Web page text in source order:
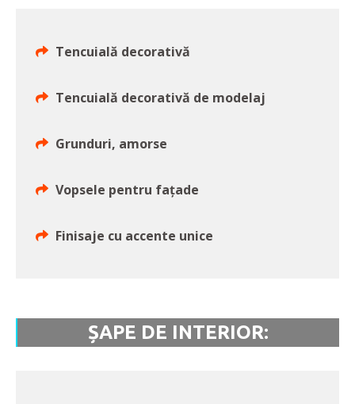
Tencuială decorativă
Tencuială decorativă de modelaj
Grunduri, amorse
Vopsele pentru fațade
Finisaje cu accente unice
ȘAPE DE INTERIOR: